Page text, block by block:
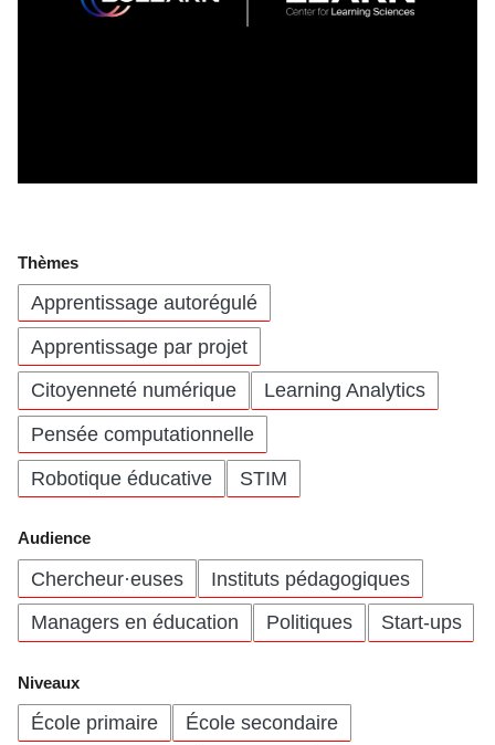
Thèmes
Apprentissage autorégulé
Apprentissage par projet
Citoyenneté numérique
Learning Analytics
Pensée computationnelle
Robotique éducative
STIM
Audience
Chercheur·euses
Instituts pédagogiques
Managers en éducation
Politiques Start-ups
Niveaux
École primaire
École secondaire